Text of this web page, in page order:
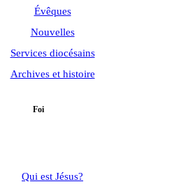
Évêques
Nouvelles
Services diocésains
Archives et histoire
Foi
Qui est Jésus?